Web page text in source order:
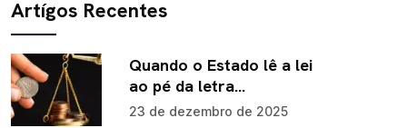
Artígos Recentes
Quando o Estado lê a lei
ao pé da letra…
23 de dezembro de 2025